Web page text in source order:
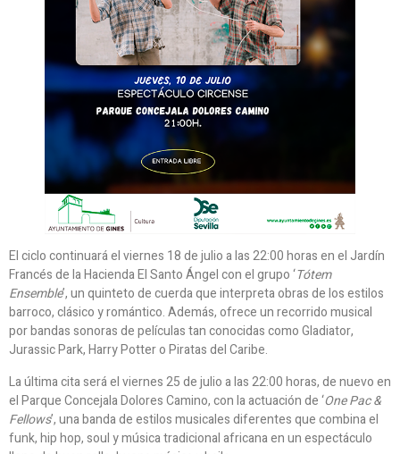
El ciclo continuará el viernes 18 de julio a las 22:00 horas en el Jardín
Francés de la Hacienda El Santo Ángel con el grupo ‘Tótem
Ensemble’, un quinteto de cuerda que interpreta obras de los estilos
barroco, clásico y romántico. Además, ofrece un recorrido musical
por bandas sonoras de películas tan conocidas como Gladiator,
Jurassic Park, Harry Potter o Piratas del Caribe.
La última cita será el viernes 25 de julio a las 22:00 horas, de nuevo en
el Parque Concejala Dolores Camino, con la actuación de ‘One Pac &
Fellows’, una banda de estilos musicales diferentes que combina el
funk, hip hop, soul y música tradicional africana en un espectáculo